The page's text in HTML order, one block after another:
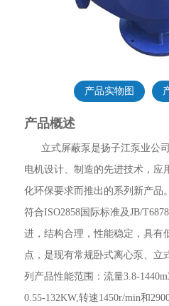
产品实物图
产品概述
立式屏蔽泵是扬子江泵业公
电机设计、制造的先进技术，应
化环保要求而推出的系列新产品
符合ISO2858国际标准及JB/
进，结构合理，性能稳定，具有
点，是现有常规卧式离心泵、立
列产品性能范围：流量3.8-
0.55-132KW,转速1450r/min和